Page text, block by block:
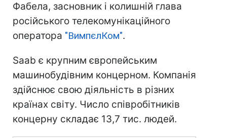
Фабела, засновник і колишній глава
російського телекомунікаційного
оператора "ВимпєлКом".
Saab є крупним європейським
машинобудівним концерном. Компанія
здійснює свою діяльність в різних
країнах світу. Число співробітників
концерну складає 13,7 тис. людей.